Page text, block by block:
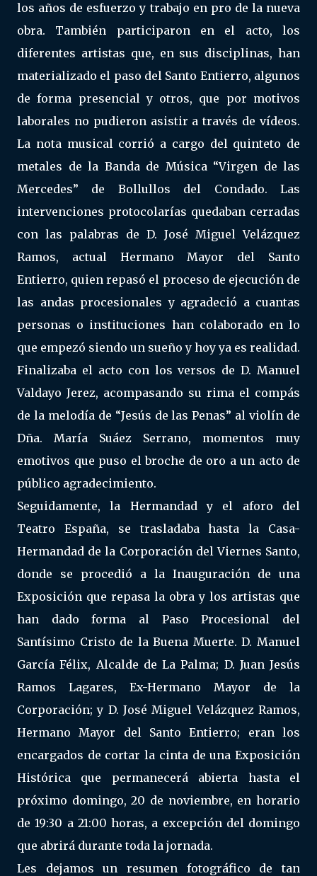
los años de esfuerzo y trabajo en pro de la nueva
obra. También participaron en el acto, los
diferentes artistas que, en sus disciplinas, han
materializado el paso del Santo Entierro, algunos
de forma presencial y otros, que por motivos
laborales no pudieron asistir a través de vídeos.
La nota musical corrió a cargo del quinteto de
metales de la Banda de Música “Virgen de las
Mercedes” de Bollullos del Condado. Las
intervenciones protocolarías quedaban cerradas
con las palabras de D. José Miguel Velázquez
Ramos, actual Hermano Mayor del Santo
Entierro, quien repasó el proceso de ejecución de
las andas procesionales y agradeció a cuantas
personas o instituciones han colaborado en lo
que empezó siendo un sueño y hoy ya es realidad.
Finalizaba el acto con los versos de D. Manuel
Valdayo Jerez, acompasando su rima el compás
de la melodía de “Jesús de las Penas” al violín de
Dña. María Suáez Serrano, momentos muy
emotivos que puso el broche de oro a un acto de
público agradecimiento.
Seguidamente, la Hermandad y el aforo del
Teatro España, se trasladaba hasta la Casa-
Hermandad de la Corporación del Viernes Santo,
donde se procedió a la Inauguración de una
Exposición que repasa la obra y los artistas que
han dado forma al Paso Procesional del
Santísimo Cristo de la Buena Muerte. D. Manuel
García Félix, Alcalde de La Palma; D. Juan Jesús
Ramos Lagares, Ex-Hermano Mayor de la
Corporación; y D. José Miguel Velázquez Ramos,
Hermano Mayor del Santo Entierro; eran los
encargados de cortar la cinta de una Exposición
Histórica que permanecerá abierta hasta el
próximo domingo, 20 de noviembre, en horario
de 19:30 a 21:00 horas, a excepción del domingo
que abrirá durante toda la jornada.
Les dejamos un resumen fotográfico de tan